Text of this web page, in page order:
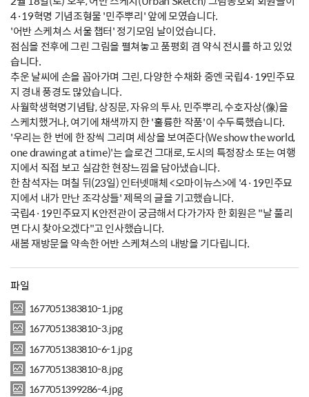
4·19혁명 기념조형물 '민주뿌리' 앞에 모였습니다.
'어반 스케쳐스 서울 챕터' 정기모임 날이었습니다.
점심을 전후에 그린 그림을 펼쳐놓고 품평회 겸 약식 전시를 하고 있었
습니다.
추운 날씨에 손을 꼽아가며 그린, 다양한 수채화 중엔 국립4·19민주묘
지 경내 풍경도 많았습니다.
사월학생혁명기념탑, 상징문, 자유의 투사, 민주뿌리, 수호자상(像)을
스케치했거나, 여기에 채색까지 한 '훌륭한 작품'이 수두룩했습니다.
'우리는 한 번에 한 장씩 그리며 세상을 보여준다(We show the world,
one drawing at a time)'는 슬로건 그대로, 도시의 특정장소 또는 여행
지에서 직접 보고 실감한 현장느낌을 담아냈습니다.
한 참석자는 며칠 뒤(23일) 인터넷매체 <오마이뉴스>에 '4·19민주묘
지에서 내가 만난 조각상들' 제목의 글을 기고했습니다.
국립4·19민주묘지 K안전관이 궁금해서 다가가자 한 회원은 "날 풀리
면 다시 찾아오겠다"고 인사했습니다.
새봄 재방문을 약속한 어반 스케쳐스의 내방을 기다립니다.
파일
1677051383810-1.jpg
1677051383810-3.jpg
1677051383810-6-1.jpg
1677051383810-8.jpg
1677051399286-4.jpg